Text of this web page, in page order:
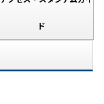
ド